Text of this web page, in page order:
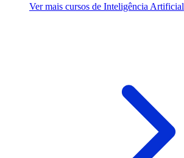
Ver mais cursos de Inteligência Artificial